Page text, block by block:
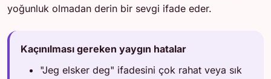
yoğunluk olmadan derin bir sevgi ifade eder.
Kaçınılması gereken yaygın hatalar
"Jeg elsker deg" ifadesini çok rahat veya sık